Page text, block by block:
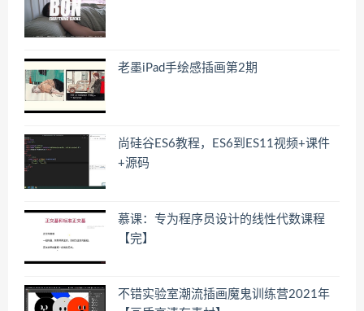
老墨iPad手绘感插画第2期
尚硅谷ES6教程，ES6到ES11视频+课件
+源码
慕课：专为程序员设计的线性代数课程
【完】
不错实验室潮流插画魔鬼训练营2021年